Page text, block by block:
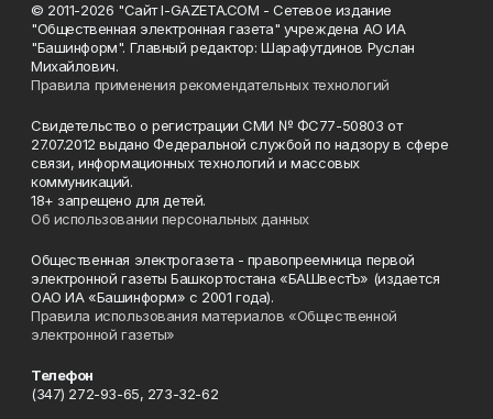
© 2011-2026 "Сайт I-GAZETA.COM - Сетевое издание
"Общественная электронная газета" учреждена АО ИА
"Башинформ". Главный редактор: Шарафутдинов Руслан
Михайлович.
Правила применения рекомендательных технологий
Свидетельство о регистрации СМИ № ФС77-50803 от
27.07.2012 выдано Федеральной службой по надзору в сфере
связи, информационных технологий и массовых
коммуникаций.
18+ запрещено для детей.
Об использовании персональных данных
Общественная электрогазета - правопреемница первой
электронной газеты Башкортостана «БАШвестЪ» (издается
ОАО ИА «Башинформ» с 2001 года).
Правила использования материалов «Общественной
электронной газеты»
Телефон
(347) 272-93-65, 273-32-62